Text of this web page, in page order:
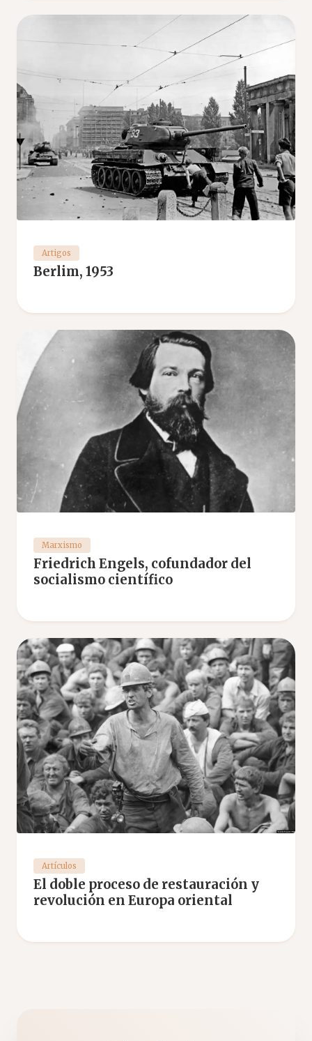
Artigos
Berlim, 1953
Marxismo
Friedrich Engels, cofundador del
socialismo científico
Artículos
El doble proceso de restauración y
revolución en Europa oriental